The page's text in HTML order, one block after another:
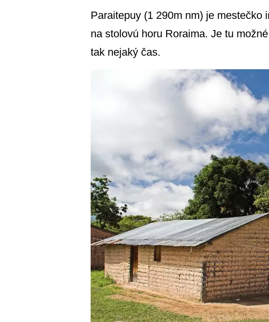
Paraitepuy (1 290m nm) je
na stolovú horu Roraima. Je tu
tak nejaký čas.